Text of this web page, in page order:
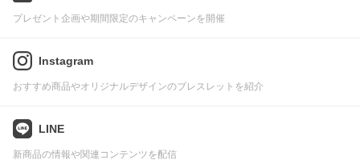
プレゼント企画や期間限定のキャンペーンを開催
Instagram
おすすめ商品やオリジナルデザインのブレスレットを紹介
LINE
新商品の情報や関連コンテンツを配信